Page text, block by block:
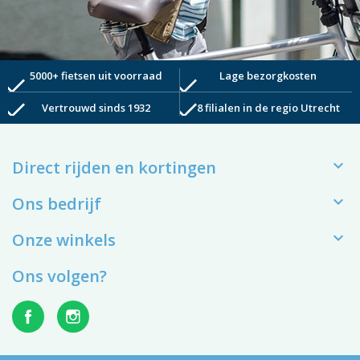
check5000+ fietsen uit voorraad check Lage bezorgkosten
check Vertrouwd sinds 1932 check8 filialen in de regio Utrecht
Direct rijden en kortingen 
Ons bedrijf 
Onze winkels 
Ons volgen?